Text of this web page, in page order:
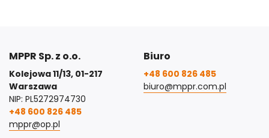
MPPR Sp. z o.o.
Kolejowa 11/13, 01-217
Warszawa
NIP: PL5272974730
+48 600 826 485
mppr@op.pl
Biuro
+48 600 826 485
biuro@mppr.com.pl